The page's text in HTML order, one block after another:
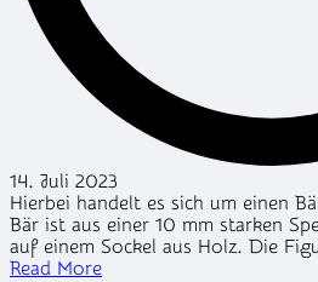
14. Juli 2023
Hierbei handelt es sich um einen
Bär ist aus einer 10 mm starken
auf einem Sockel aus Holz. Die
Read More